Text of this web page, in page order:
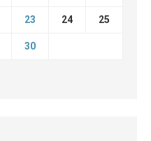
23 24 25
30